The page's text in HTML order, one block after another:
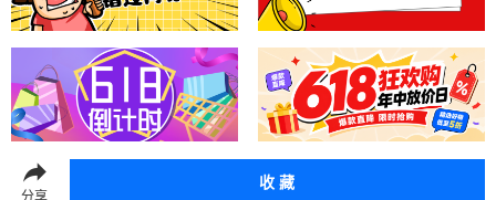
分享
收 藏